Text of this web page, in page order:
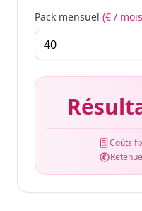
Pack mensuel (€ /
Coûts